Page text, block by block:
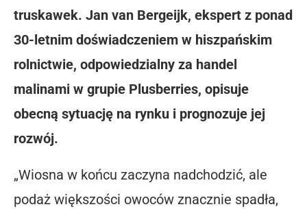
truskawek. Jan van Bergeijk, ekspert z ponad
30-letnim doświadczeniem w hiszpańskim
rolnictwie, odpowiedzialny za handel
malinami w grupie Plusberries, opisuje
obecną sytuację na rynku i prognozuje jej
rozwój.
„Wiosna w końcu zaczyna nadchodzić, ale
podaż większości owoców znacznie spadła,